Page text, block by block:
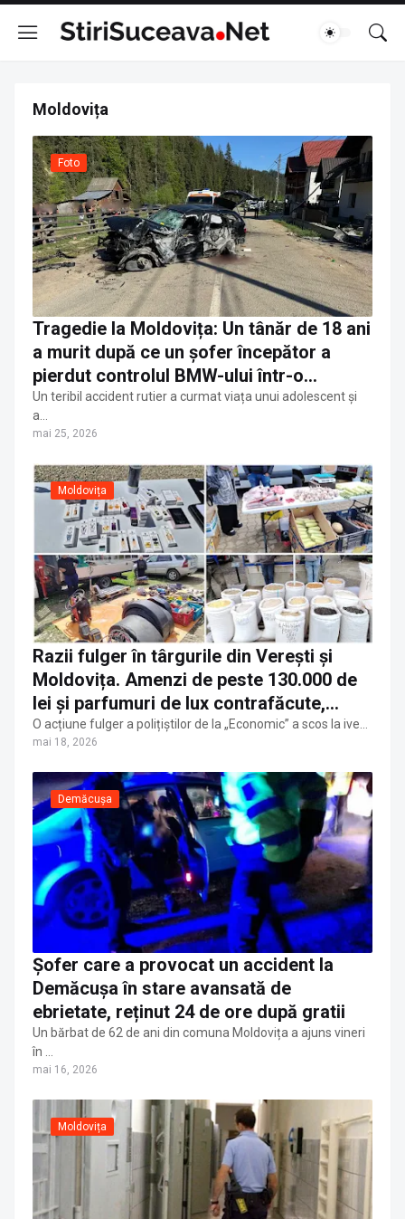
Moldovița
Foto
Tragedie la Moldovița: Un tânăr de 18 ani
a murit după ce un șofer începător a
pierdut controlul BMW-ului într-o
depășire
Un teribil accident rutier a curmat viața unui adolescent și
a…
mai 25, 2026
Moldovița
Razii fulger în târgurile din Verești și
Moldovița. Amenzi de peste 130.000 de
lei și parfumuri de lux contrafăcute,
confiscate de polițiști | FOTO
O acțiune fulger a polițiștilor de la „Economic” a scos la ive…
mai 18, 2026
Demăcușa
Șofer care a provocat un accident la
Demăcușa în stare avansată de
ebrietate, reținut 24 de ore după gratii
Un bărbat de 62 de ani din comuna Moldovița a ajuns vineri
în …
mai 16, 2026
Moldovița